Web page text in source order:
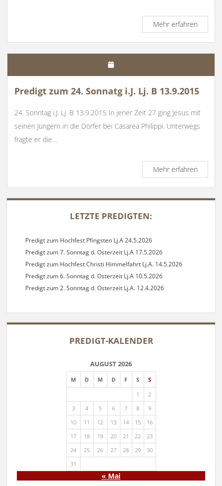
Mehr erfahrenPredigt
vom
32.
Sonntag
Predigt zum 24. Sonnatg i.J. Lj. B 13.9.2015
24. Sonntag i.J. Lj. B 13.9.2015 In jener Zeit 27 ging Jesus mit
seinen Jüngern in die Dörfer bei Cäsarea Philippi. Unterwegs
fragte er die…
Mehr erfahrenPredigt
zum
24.
Sonnatg
SIDEBAR
LETZTE PREDIGTEN:
Predigt zum Hochfest Pfingsten Lj.A 24.5.2026
Predigt zum 7. Sonntag d. Osterzeit Lj.A 17.5.2026
Predigt zum Hochfest Christi Himmelfahrt Lj.A. 14.5.2026
Predigt zum 6. Sonntag d. Osterzeit Lj.A 10.5.2026
Predigt zum 2. Sonntag d. Osterzeit Lj.A. 12.4.2026
PREDIGT-KALENDER
AUGUST 2026
M D M D F S
S
1
2
3
4 5 6 7 8
9
10
11 12 13 14 15
16
17
18 19 20 21 22
23
24
25 26 27 28 29
30
31
« Mai